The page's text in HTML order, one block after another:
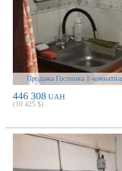
Продажа Гостинка 1-
446 308 UAH
(10 425 $)